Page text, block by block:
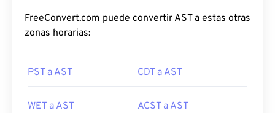
FreeConvert.com puede convertir AST a estas otras
zonas horarias:
PST a AST CDT a AST
WET a AST ACST a AST